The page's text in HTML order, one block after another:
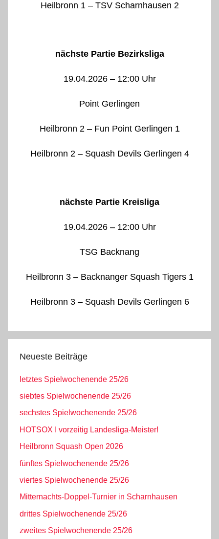
Heilbronn 1 – TSV Scharnhausen 2
nächste Partie Bezirksliga
19.04.2026 – 12:00 Uhr
Point Gerlingen
Heilbronn 2 – Fun Point Gerlingen 1
Heilbronn 2 – Squash Devils Gerlingen 4
nächste Partie Kreisliga
19.04.2026 – 12:00 Uhr
TSG Backnang
Heilbronn 3 – Backnanger Squash Tigers 1
Heilbronn 3 – Squash Devils Gerlingen 6
Neueste Beiträge
letztes Spielwochenende 25/26
siebtes Spielwochenende 25/26
sechstes Spielwochenende 25/26
HOTSOX I vorzeitig Landesliga-Meister!
Heilbronn Squash Open 2026
fünftes Spielwochenende 25/26
viertes Spielwochenende 25/26
Mitternachts-Doppel-Turnier in Scharnhausen
drittes Spielwochenende 25/26
zweites Spielwochenende 25/26